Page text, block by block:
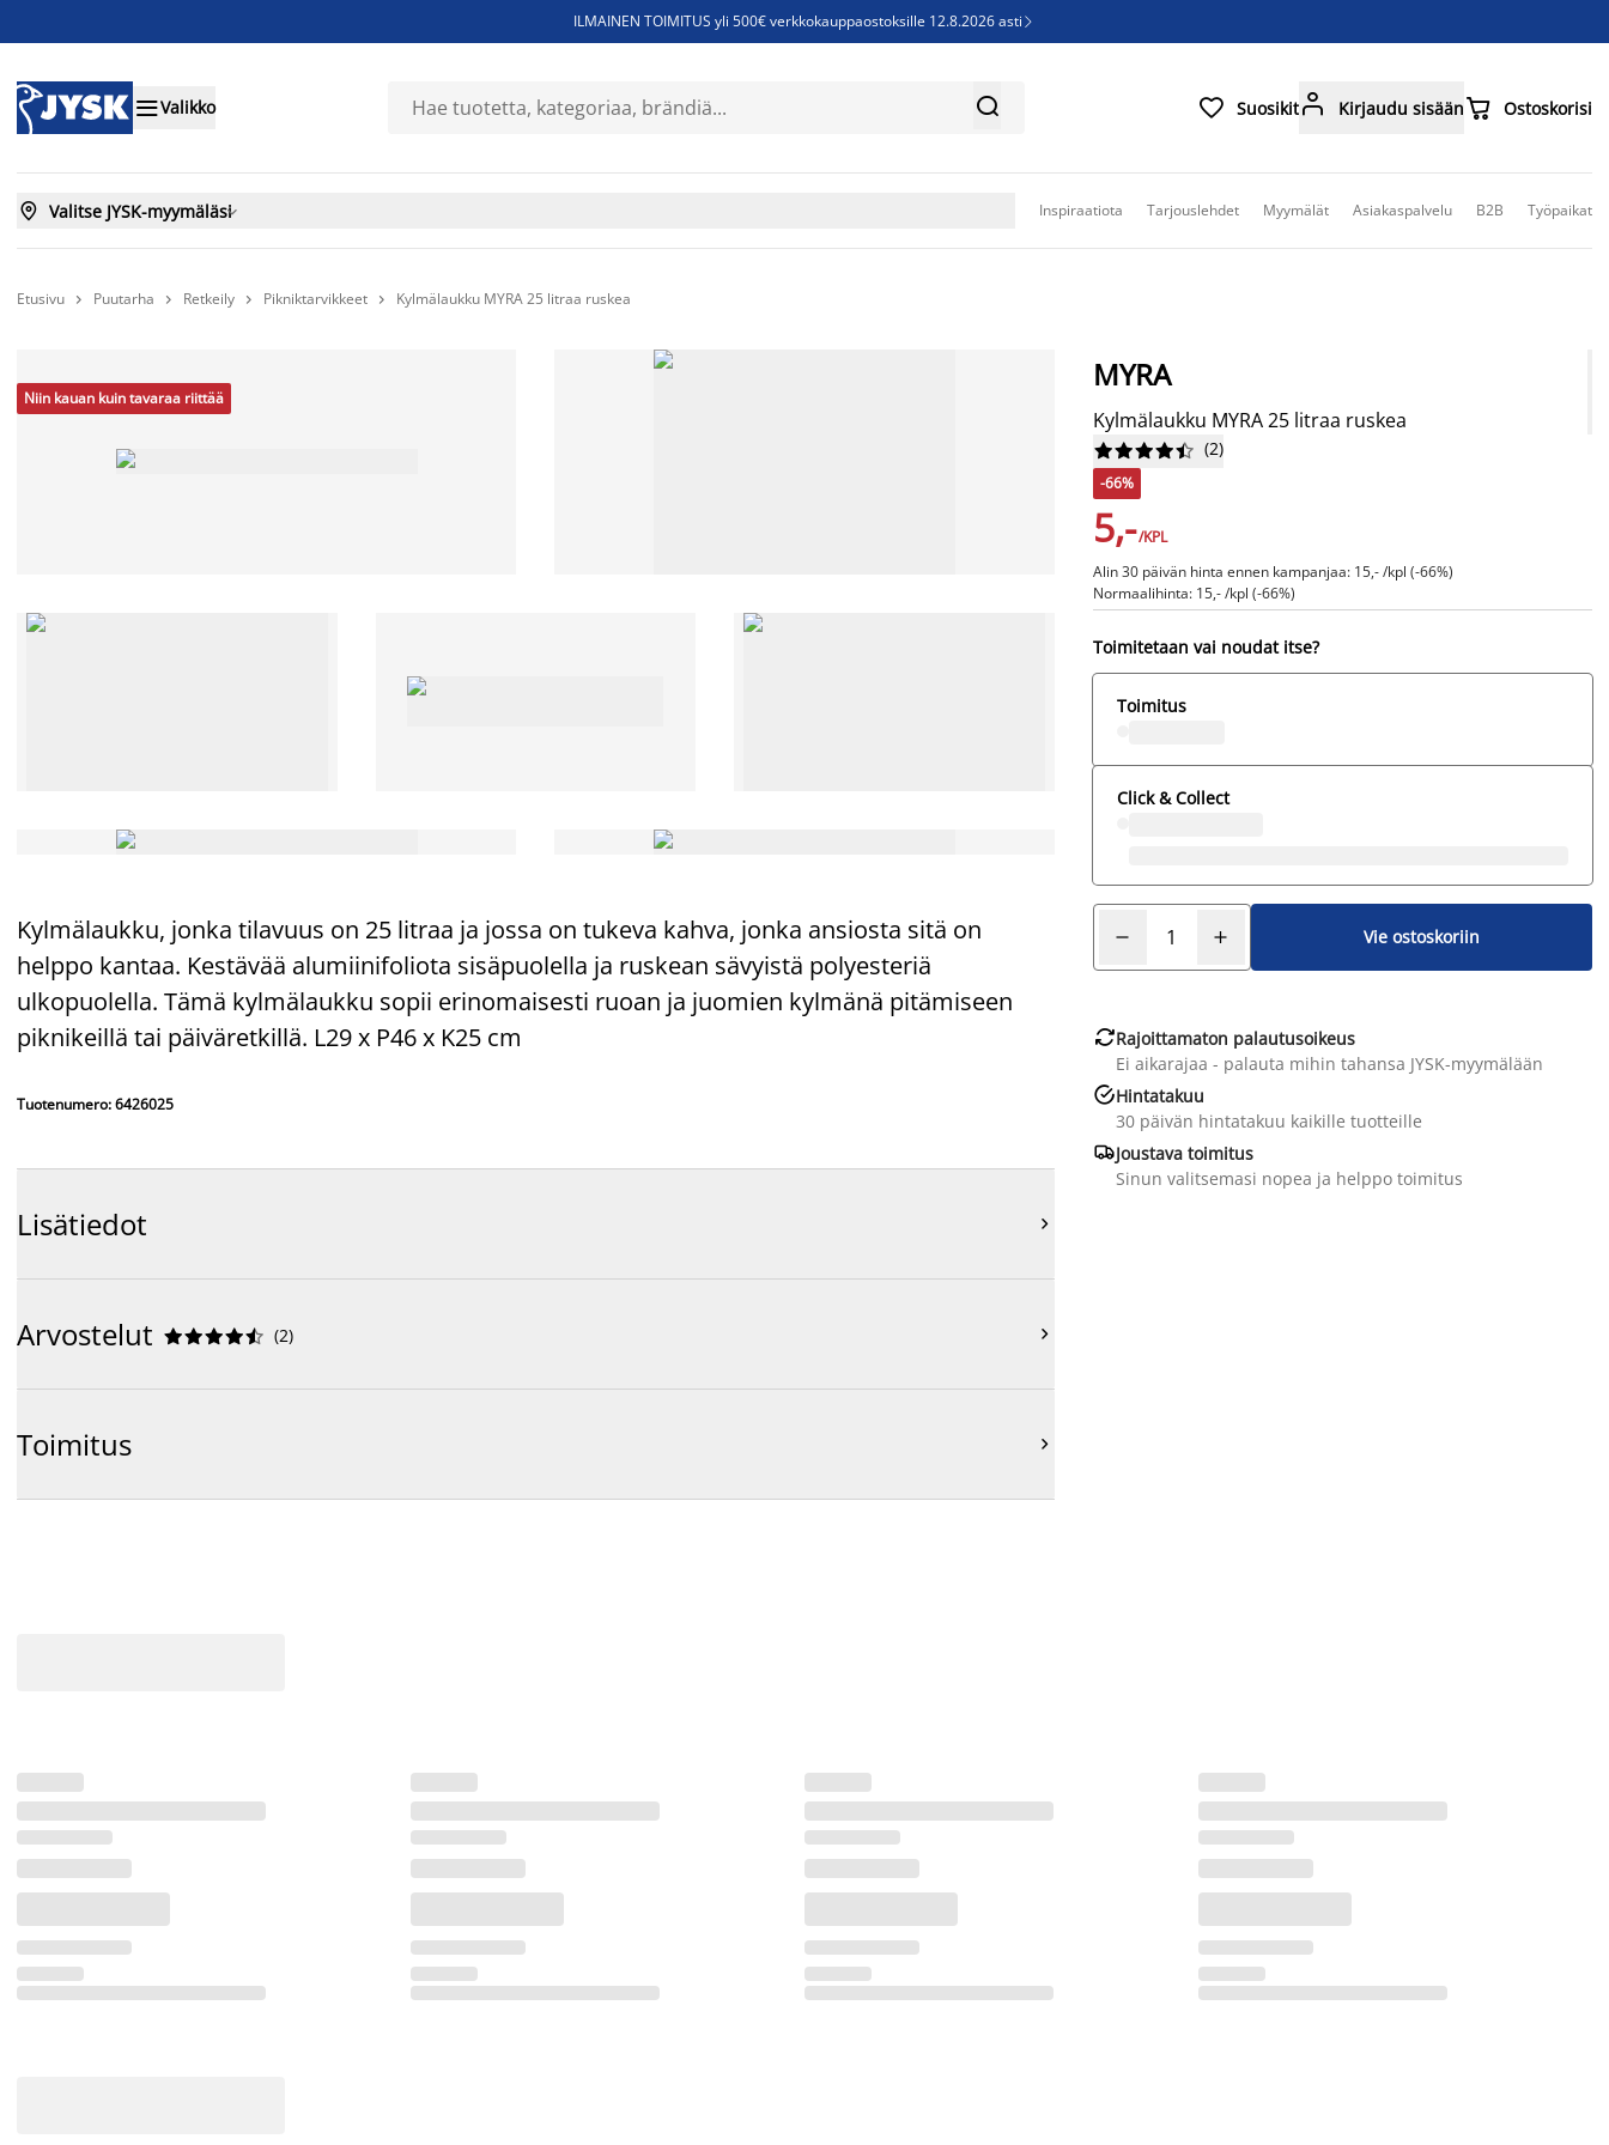
ILMAINEN TOIMITUS yli 500€ verkkokauppaostoksille 12.8.2026 asti 
Sijauspatjoja - Säästä jopa 60%
Valikko   Suosikit Kirjaudu sisään Ostoskorisi
 Valitse JYSK-myymäläsi Inspiraatiota Tarjouslehdet Myymälät Asiakaspalvelu B2B Työpaikat
Etusivu  Puutarha  Retkeily  Pikniktarvikkeet  Kylmälaukku MYRA 25 litraa ruskea
Niin kauan kuin tavaraa riittää
Kylmälaukku, jonka tilavuus on 25 litraa ja jossa on tukeva kahva, jonka ansiosta sitä on
helppo kantaa. Kestävää alumiinifoliota sisäpuolella ja ruskean sävyistä polyesteriä
ulkopuolella. Tämä kylmälaukku sopii erinomaisesti ruoan ja juomien kylmänä pitämiseen
piknikeillä tai päiväretkillä. L29 x P46 x K25 cm
Tuotenumero: 6426025
Lisätiedot 
Arvostelut 




 (2) 
Toimitus 
MYRA
Kylmälaukku MYRA 25 litraa ruskea





 (2)
-66%
5,-/KPL
Alin 30 päivän hinta ennen kampanjaa: 15,- /kpl (-66%)
Normaalihinta: 15,- /kpl (-66%)
Toimitetaan vai noudat itse?
Toimitus
Click & Collect
Vie ostoskoriin
Rajoittamaton palautusoikeus
Ei aikarajaa - palauta mihin tahansa JYSK-myymälään
Hintatakuu
30 päivän hintatakuu kaikille tuotteille
Joustava toimitus
Sinun valitsemasi nopea ja helppo toimitus